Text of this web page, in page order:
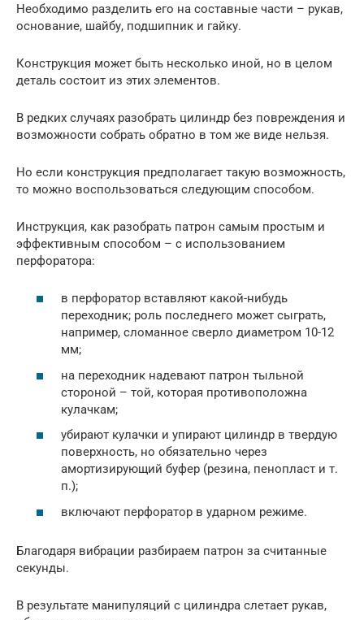
Необходимо разделить его на составные части – рукав,
основание, шайбу, подшипник и гайку.
Конструкция может быть несколько иной, но в целом
деталь состоит из этих элементов.
В редких случаях разобрать цилиндр без повреждения и
возможности собрать обратно в том же виде нельзя.
Но если конструкция предполагает такую возможность,
то можно воспользоваться следующим способом.
Инструкция, как разобрать патрон самым простым и
эффективным способом – с использованием
перфоратора:
в перфоратор вставляют какой-нибудь
переходник; роль последнего может сыграть,
например, сломанное сверло диаметром 10-12
мм;
на переходник надевают патрон тыльной
стороной – той, которая противоположна
кулачкам;
убирают кулачки и упирают цилиндр в твердую
поверхность, но обязательно через
амортизирующий буфер (резина, пенопласт и т.
п.);
включают перфоратор в ударном режиме.
Благодаря вибрации разбираем патрон за считанные
секунды.
В результате манипуляций с цилиндра слетает рукав,